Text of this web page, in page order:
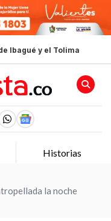
Ibagué y el Tolima
Historias
la noche